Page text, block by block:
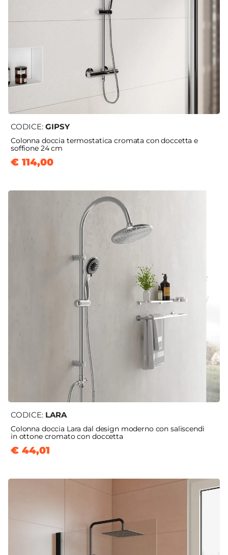
CODICE: GIPSY
Colonna doccia termostatica cromata con doccetta e
soffione 24 cm
€ 114,00
CODICE: LARA
Colonna doccia Lara dal design moderno con saliscendi
in ottone cromato con doccetta
€ 44,01